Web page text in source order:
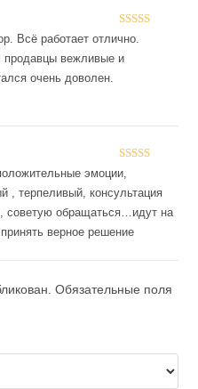
Оценка
Всё работает отлично.
продавцы вежливые и
очень доволен.
Оценка
эмоции,
, терпеливый, консультация
советую обращаться…идут на
верное решение
Обязательные поля